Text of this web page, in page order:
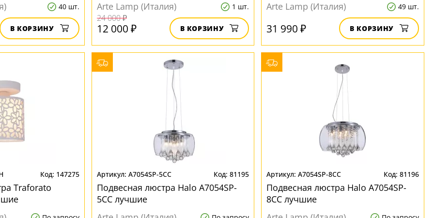
40 шт.
В КОРЗИНУ
Arte Lamp (Италия)
1 шт.
24 000 ₽
12 000 ₽ В КОРЗИНУ
Arte Lamp (Италия)
49 шт.
31 990 ₽ В КОРЗИНУ
147275
Traforato
A7054SP-5CC 81195
Подвесная люстра Halo A7054SP-
5CC лучшие
A7054SP-8CC 81196
Подвесная люстра Halo A7054SP-
8CC лучшие